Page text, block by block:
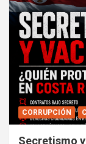
CORRUPCIÓN
Secretismo